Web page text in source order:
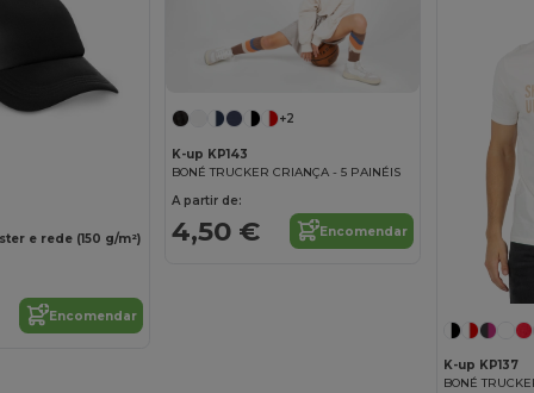
e rede (150 g/m²)
Encomendar
+2
K-up KP143
BONÉ TRUCKER CRIANÇA - 5 PAINÉIS
A partir de:
4,50 € Encomendar
K-up KP137
BONÉ